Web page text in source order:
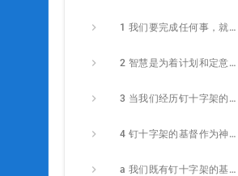
1 我们要完成任何事，就需要基督作能力和智慧——一24。
2 智慧是为着计划和定意，能力是为着实现、完成所计划和定意的。
3 当我们经历钉十字架的基督，祂对我们就不仅成为神的能力，也成为神的智慧——罗六6，加二20。
4 钉十字架的基督作为神的智慧，与神照着祂的喜悦，并祂完成祂旨意的方式，所定之深奥的计划有关——弗一9，11，三11：
a 我们既有钉十字架的基督作神的智慧，就不需要寻求一条路来完成神的旨意。